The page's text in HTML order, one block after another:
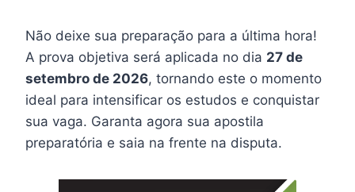
Não deixe sua preparação para a última hora!
A prova objetiva será aplicada no dia 27 de
setembro de 2026, tornando este o momento
ideal para intensificar os estudos e conquistar
sua vaga. Garanta agora sua apostila
preparatória e saia na frente na disputa.